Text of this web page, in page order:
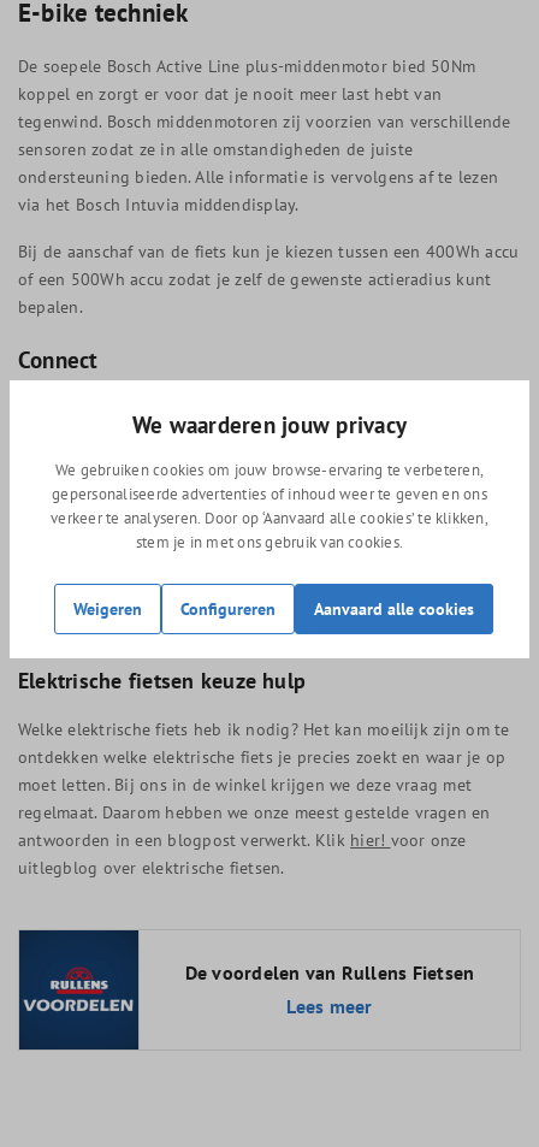
E-bike techniek
De soepele Bosch Active Line plus-middenmotor bied 50Nm
koppel en zorgt er voor dat je nooit meer last hebt van
tegenwind. Bosch middenmotoren zij voorzien van verschillende
sensoren zodat ze in alle omstandigheden de juiste
ondersteuning bieden. Alle informatie is vervolgens af te lezen
via het Bosch Intuvia middendisplay.
Bij de aanschaf van de fiets kun je kiezen tussen een 400Wh accu
of een 500Wh accu zodat je zelf de gewenste actieradius kunt
bepalen.
Connect
De Connect versie is voorzien van ingebouwde GPS-chip. In
combinatie met met de Gazelle Connect App krijg je toegang tot
tal van functies maar bovenal kan de locatie van je fiets
getraceerd worden. Dit ontmoedigd diefstal en bij diefstal wordt
de fiets gemakkelijker terug gevonden. Tevens krijg je bij veel
grote fietsverzekeraars korting op je fietsverzekering. De Gazelle
connect-module in de fiets die de data naar jou doorstuurt, is
verbonden via het internet. Het data-abonnement is inbegrepen
bij de aanschaf van je fiets en geldt voor de looptijd van 4 jaar.
Elektrische fietsen keuze hulp
Welke elektrische fiets heb ik nodig? Het kan moeilijk zijn om te
ontdekken welke elektrische fiets je precies zoekt en waar je op
moet letten. Bij ons in de winkel krijgen we deze vraag met
regelmaat. Daarom hebben we onze meest gestelde vragen en
antwoorden in een blogpost verwerkt. Klik hier! voor onze
uitlegblog over elektrische fietsen.
De voordelen van Rullens Fietsen
Lees meer
We waarderen jouw privacy
We gebruiken cookies om jouw browse-ervaring te verbeteren,
gepersonaliseerde advertenties of inhoud weer te geven en ons
verkeer te analyseren. Door op ‘Aanvaard alle cookies’ te klikken,
stem je in met ons gebruik van cookies.
Weigeren Configureren Aanvaard alle cookies